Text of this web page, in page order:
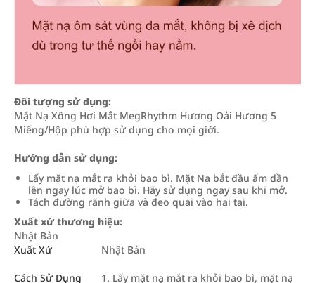
Đối tượng sử dụng:
Mặt Nạ Xông Hơi Mắt MegRhythm Hương Oải Hương 5
Miếng/Hộp phù hợp sử dụng cho mọi giới.
Hướng dẫn sử dụng:
Lấy mặt nạ mắt ra khỏi bao bì. Mặt Nạ bắt đầu ấm dần
lên ngay lúc mở bao bì. Hãy sử dụng ngay sau khi mở.
Tách đường rãnh giữa và đeo quai vào hai tai.
Xuất xứ thương hiệu:
Nhật Bản
Xuất Xứ
Nhật Bản
Cách Sử Dụng 1. Lấy mặt nạ mắt ra khỏi bao bì, mặt nạ